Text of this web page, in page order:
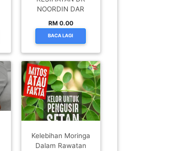
NOORDIN DAR
RM 0.00
BACA LAGI
Kelebihan Moringa
Dalam Rawatan